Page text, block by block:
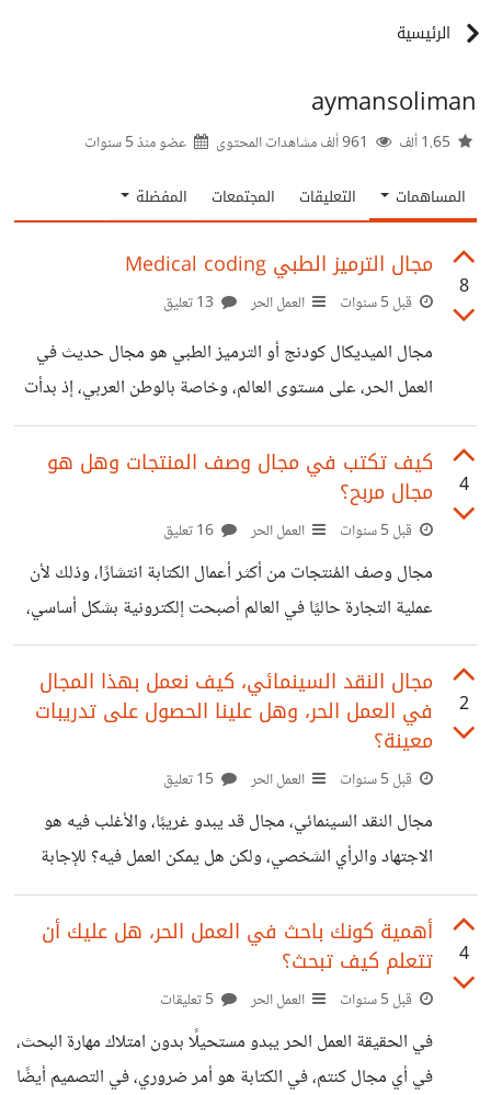
الرئيسية
aymansoliman
عضو منذ5 سنوات
المساهمات التعليقات المجتمعات المفضلة
8
مجال الترميز الطبي Medical coding
قبل 5 سنوات العمل الحر
مجال الميديكال كودنج أو الترميز الطبي هو مجال حديث في
العمل الحر، على مستوى العالم، وخاصة بالوطن العربي، إذ بدأت
بعض الشركات في فهم أهميته. ولفت نظري العمل به، لذلك
سأقدم خلاصة ما تعرفت عليه بالمجال. ما هو الميديكال كودنج
ببساطة هو مزيج من الطب والبرمجة، هو عملية كتابة كود خاص
بالمريض، الكود يتكون من أرقام وحروف إنجليزية، هذا الكود
سيحمل كل معلومات المريض الطبية، تاريخ المرض، الأدوية التي
تناولها والتي سيتناولها، التحاليل ونتائجها، وأي معلومة طبية
4
كيف تكتب في مجال وصف المنتجات وهل هو
مجال مربح؟
قبل 5 سنوات العمل الحر
مجال وصف المُنتجات من أكثر أعمال الكتابة انتشارًا، وذلك لأن
عملية التجارة حاليًا في العالم أصبحت إلكترونية بشكل أساسي،
ومن هنا أصبح لوصف المنتجات أهمية قصوى لعرض المنتجات
بصورة جذابة تجعل المتصفحين ينبهرون لشراء المنتج، تخيلوا أن
جميع المواقع التي تعمل على تسويق المنتجات يجب عليها كتابة
وصف كامل لكل منتج غير منسوخ بالطبع، هذا الأمر يحتاج إلى
مئات الكتاب. كيفية كتابة وصف المنتجات عملت في هذا العمل
مرة واحدة، استفدت كثيرًا بالطبع، ولكن الغريب أنها لا تحتاج إلى
الكثير
2
مجال النقد السينمائي، كيف نعمل بهذا المجال
في العمل الحر، وهل علينا الحصول على تدريبات
معينة؟
قبل 5 سنوات العمل الحر
مجال النقد السينمائي، مجال قد يبدو غريبًا، والأغلب فيه هو
الاجتهاد والرأي الشخصي، ولكن هل يمكن العمل فيه؟ للإجابة
على السؤال، نعم، هو مجال عمل حر ممكن وقد اشتهر الفترة
الماضية لكثرة الطلب على مشاهدة الأفلام خاصة الأجنبية
والآسيوية. هل هو مجال مربح؟ هذا يعتمد على اجتهادكم
ومهاراتكم في العمل، وكلما تعددت مصادر العمل في هذا المجال
كان أفضل ربحًا. طرق للربح من النقد السينمائي اليوتيوب: وهو
المجال الأشهر للعمل بالنقد السينمائي سواء فتح قناة خاص بكم،
4
أهمية كونك باحث في العمل الحر، هل عليك أن
تتعلم كيف تبحث؟
قبل 5 سنوات العمل الحر
في الحقيقة العمل الحر يبدو مستحيلًا بدون امتلاك مهارة البحث،
في أي مجال كنتم، في الكتابة هو أمر ضروري، في التصميم أيضًا